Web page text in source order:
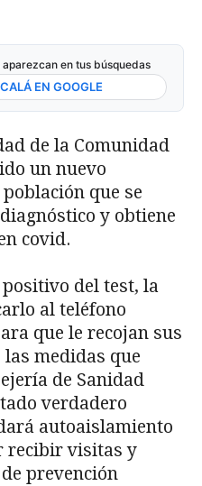
en tus búsquedas
EN GOOGLE
de la Comunidad
un nuevo
que se
y obtiene
covid.
del test, la
al teléfono
que le recojan sus
medidas que
de Sanidad
verdadero
autoaislamiento
recibir visitas y
prevención